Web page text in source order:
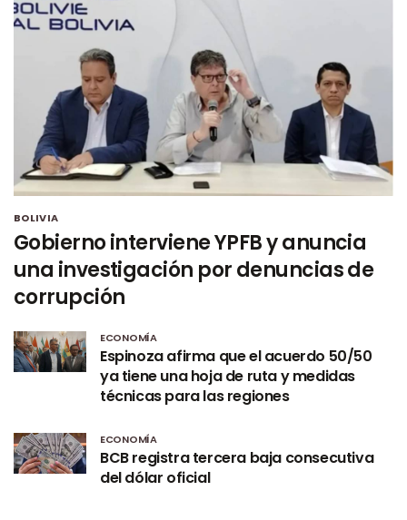
BOLIVIA
Gobierno interviene YPFB y anuncia
una investigación por denuncias de
corrupción
ECONOMÍA
Espinoza afirma que el acuerdo 50/50
ya tiene una hoja de ruta y medidas
técnicas para las regiones
ECONOMÍA
BCB registra tercera baja consecutiva
del dólar oficial